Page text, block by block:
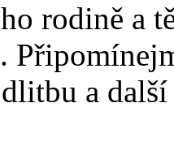
rodině a
a